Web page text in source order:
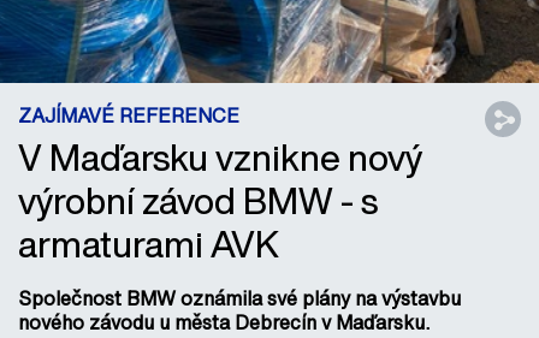
ZAJÍMAVÉ REFERENCE
V Maďarsku vznikne nový
výrobní závod BMW - s
armaturami AVK
Společnost BMW oznámila své plány na výstavbu
nového závodu u města Debrecín v Maďarsku.